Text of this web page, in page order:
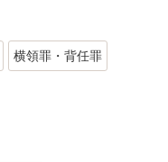
横領罪・背任罪